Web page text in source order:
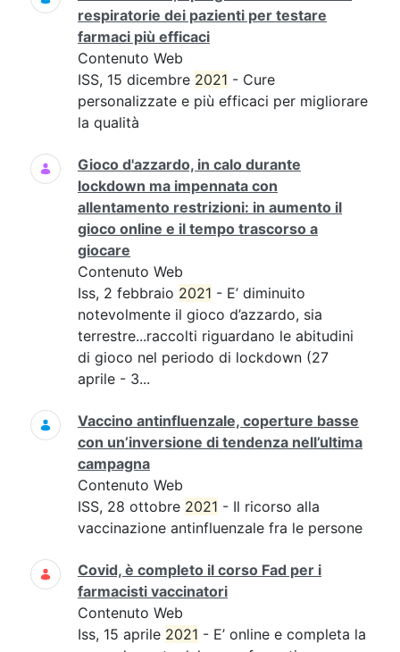
respiratorie dei pazienti per testare
farmaci più efficaci
Contenuto Web
ISS, 15 dicembre 2021 - Cure
personalizzate e più efficaci per migliorare
la qualità
Gioco d'azzardo, in calo durante
lockdown ma impennata con
allentamento restrizioni: in aumento il
gioco online e il tempo trascorso a
giocare
Contenuto Web
Iss, 2 febbraio 2021 - E’ diminuito
notevolmente il gioco d’azzardo, sia
terrestre...raccolti riguardano le abitudini
di gioco nel periodo di lockdown (27
aprile - 3...
Vaccino antinfluenzale, coperture basse
con un’inversione di tendenza nell’ultima
campagna
Contenuto Web
ISS, 28 ottobre 2021 - Il ricorso alla
vaccinazione antinfluenzale fra le persone
Covid, è completo il corso Fad per i
farmacisti vaccinatori
Contenuto Web
Iss, 15 aprile 2021 - E’ online e completa la